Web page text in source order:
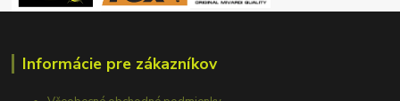
Informácie pre zákazníkov